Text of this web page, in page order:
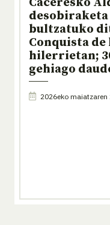
bultzatuko
Conquista
hilerrietan;
gehiago
2026eko maiatzaren